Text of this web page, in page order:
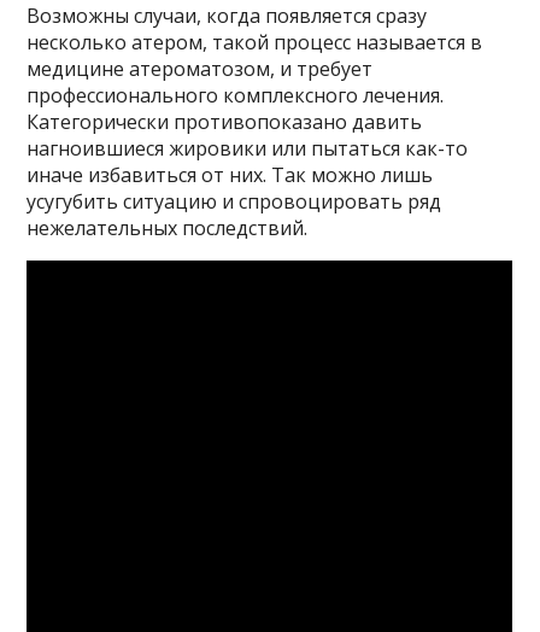
Возможны случаи, когда появляется сразу
несколько атером, такой процесс называется в
медицине атероматозом, и требует
профессионального комплексного лечения.
Категорически противопоказано давить
нагноившиеся жировики или пытаться как-то
иначе избавиться от них. Так можно лишь
усугубить ситуацию и спровоцировать ряд
нежелательных последствий.